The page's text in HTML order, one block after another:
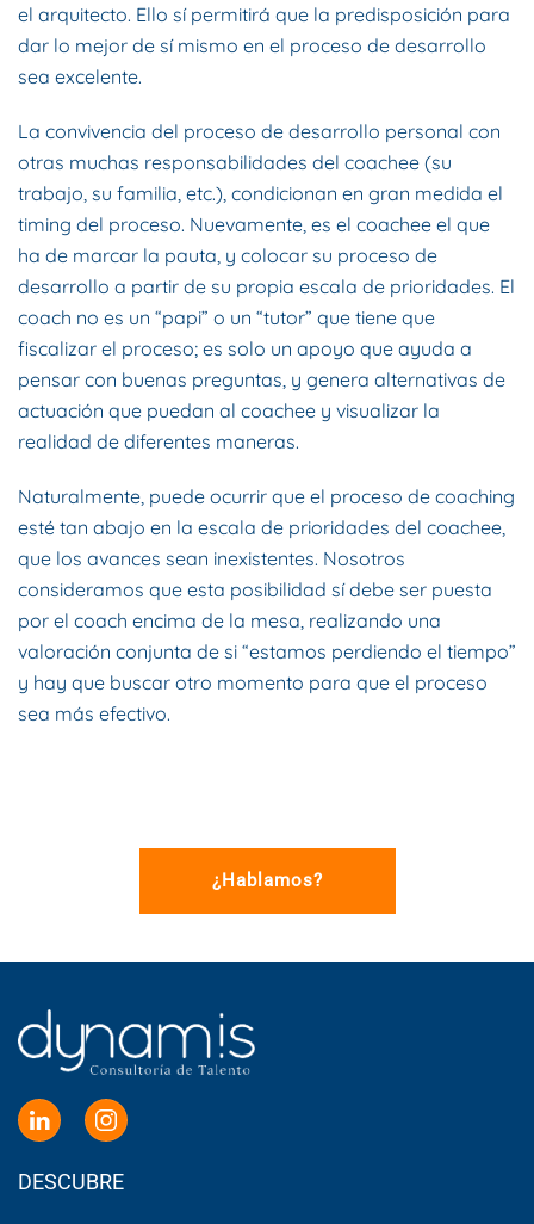
el arquitecto. Ello sí permitirá que la predisposición para
dar lo mejor de sí mismo en el proceso de desarrollo
sea excelente.
La convivencia del proceso de desarrollo personal con
otras muchas responsabilidades del coachee (su
trabajo, su familia, etc.), condicionan en gran medida el
timing del proceso. Nuevamente, es el coachee el que
ha de marcar la pauta, y colocar su proceso de
desarrollo a partir de su propia escala de prioridades. El
coach no es un “papi” o un “tutor” que tiene que
fiscalizar el proceso; es solo un apoyo que ayuda a
pensar con buenas preguntas, y genera alternativas de
actuación que puedan al coachee y visualizar la
realidad de diferentes maneras.
Naturalmente, puede ocurrir que el proceso de coaching
esté tan abajo en la escala de prioridades del coachee,
que los avances sean inexistentes. Nosotros
consideramos que esta posibilidad sí debe ser puesta
por el coach encima de la mesa, realizando una
valoración conjunta de si “estamos perdiendo el tiempo”
y hay que buscar otro momento para que el proceso
sea más efectivo.
¿Hablamos?
DESCUBRE